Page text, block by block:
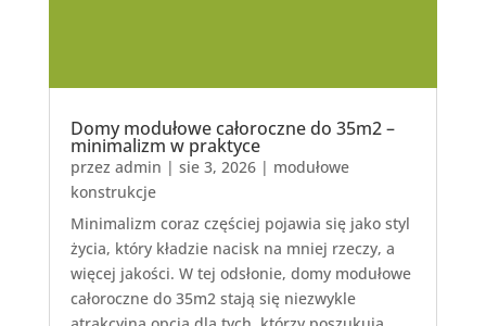
Domy modułowe całoroczne do 35m2 –
minimalizm w praktyce
przez admin | sie 3, 2026| modułowe
konstrukcje
Minimalizm coraz częściej pojawia się jako styl
życia, który kładzie nacisk na mniej rzeczy, a
więcej jakości. W tej odsłonie, domy modułowe
całoroczne do 35m2 stają się niezwykle